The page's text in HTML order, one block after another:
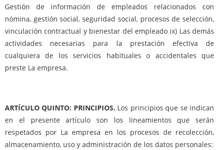
Gestión de información de empleados relacionados con
nómina, gestión social, seguridad social, procesos de selección,
vinculación contractual y bienestar del empleado ix) Las demás
actividades necesarias para la prestación efectiva de
cualquiera de los servicios habituales o accidentales que
preste La empresa.
ARTÍCULO QUINTO: PRINCIPIOS. Los principios que se indican
en el presente artículo son los lineamientos que serán
respetados por La empresa en los procesos de recolección,
almacenamiento, uso y administración de los datos personales: